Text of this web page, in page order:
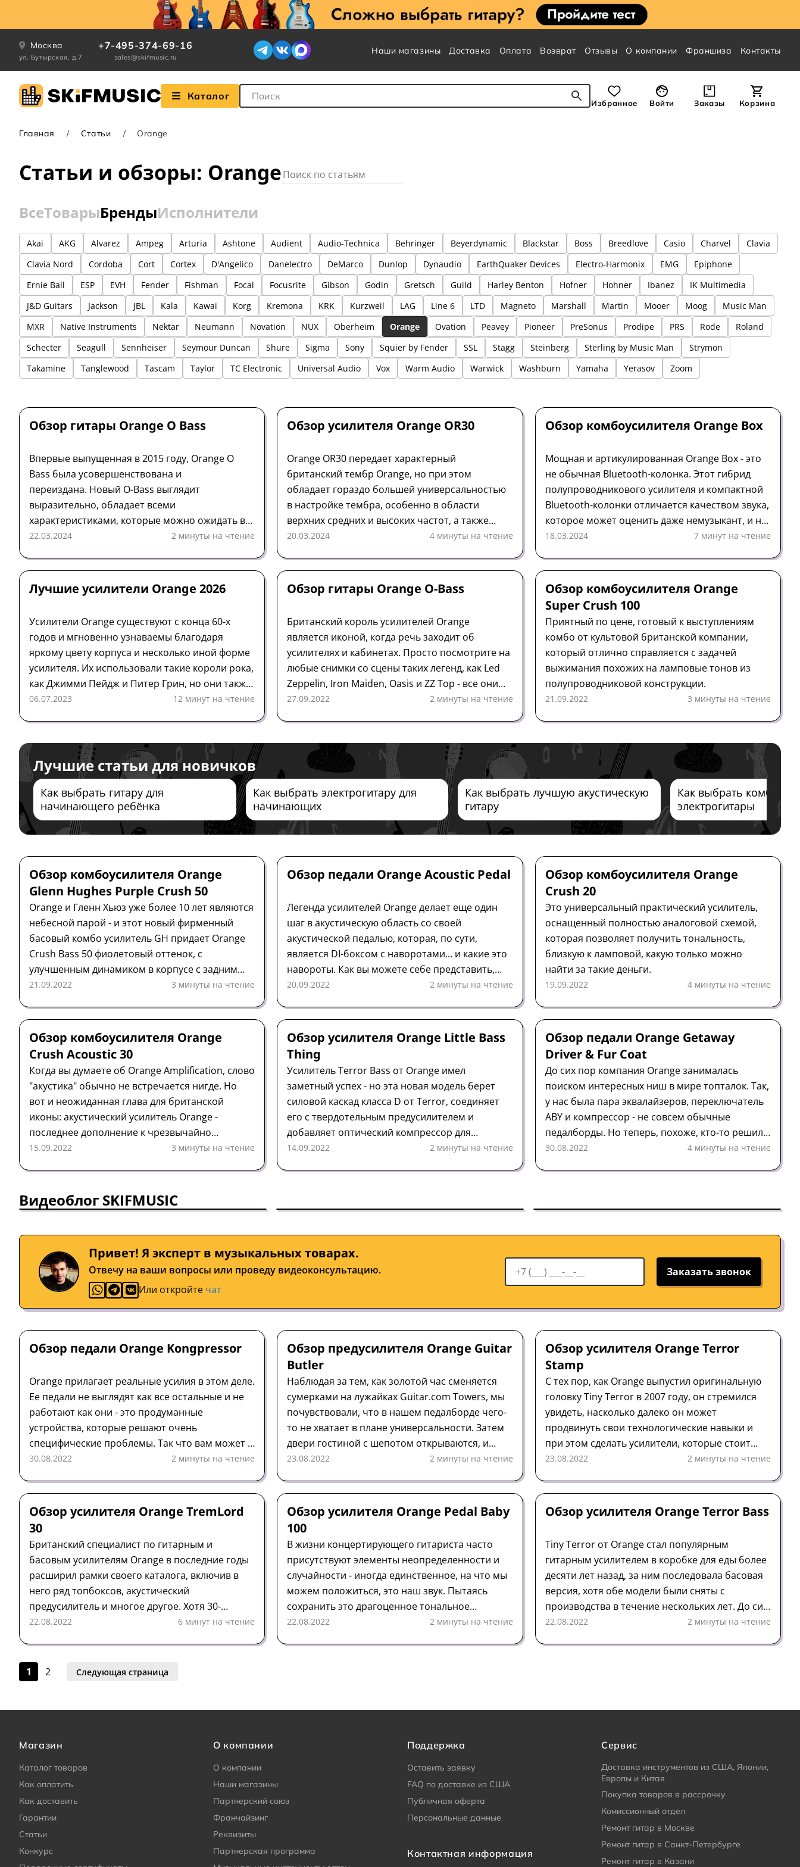
Москва
ул. Бутырская, д.7
+7-495-374-69-16
sales@skifmusic.ru
Наши магазины Доставка Оплата Возврат Отзывы О компании Франшиза Контакты
Каталог Поле для Поиска
Избранное Войти Заказы Корзина
Главная Статьи Orange
Статьи и обзоры: Orange
ВсеТоварыБрендыИсполнители
Akai AKG Alvarez Ampeg Arturia Ashtone Audient Audio-Technica Behringer Beyerdynamic Blackstar Boss Breedlove Casio Charvel
Clavia
Clavia Nord
Cordoba Cort Cortex D'Angelico Danelectro DeMarco Dunlop Dynaudio EarthQuaker Devices Electro-Harmonix EMG
Epiphone
Ernie Ball
ESP EVH Fender Fishman Focal Focusrite Gibson Godin Gretsch Guild Harley Benton Hofner Hohner Ibanez
IK Multimedia
J&D Guitars
Jackson JBL Kala Kawai Korg Kremona KRK Kurzweil LAG Line 6 LTD Magneto Marshall Martin Mooer Moog
Music Man
MXR
Native Instruments Nektar Neumann Novation NUX Oberheim Orange Ovation Peavey Pioneer PreSonus Prodipe PRS Rode
Roland
Schecter
Seagull Sennheiser Seymour Duncan Shure Sigma Sony Squier by Fender SSL Stagg Steinberg Sterling by Music Man
Strymon
Takamine
Tanglewood Tascam Taylor TC Electronic Universal Audio Vox Warm Audio Warwick Washburn Yamaha Yerasov Zoom
Обзор гитары Orange O Bass
Впервые выпущенная в 2015 году, Orange O
Bass была усовершенствована и
переиздана. Новый O-Bass выглядит
выразительно, обладает всеми
характеристиками, которые можно ожидать в
этой ценовой категории, и обеспечивает
простой в управлении и легкий для вашей
поясницы, этот яркий топор отлично
справляется со своей работой.
22.03.2024 2 минуты на чтение
Обзор усилителя Orange OR30
Orange OR30 передает характерный
британский тембр Orange, но при этом
обладает гораздо большей универсальностью
в настройке тембра, особенно в области
верхних средних и высоких частот, а также
повышенной гибкостью исполнения благодаря
переключателем.
20.03.2024 4 минуты на чтение
Обзор комбоусилителя Orange Box
Мощная и артикулированная Orange Box - это
не обычная Bluetooth-колонка. Этот гибрид
полупроводникового усилителя и компактной
Bluetooth-колонки отличается качеством звука,
которое может оценить даже немузыкант, и не
только своим ярким внешним видом.
18.03.2024 7 минут на чтение
Лучшие усилители Orange 2026
Усилители Orange существуют с конца 60-х
годов и мгновенно узнаваемы благодаря
яркому цвету корпуса и несколько иной форме
усилителя. Их использовали такие короли рока,
как Джимми Пейдж и Питер Грин, но они также
являются первым выбором многих
06.07.2023 12 минут на чтение
Обзор гитары Orange O-Bass
Британский король усилителей Orange
является иконой, когда речь заходит об
усилителях и кабинетах. Просто посмотрите на
любые снимки со сцены таких легенд, как Led
Zeppelin, Iron Maiden, Oasis и ZZ Top - все они
стоят перед стопкой усилителей Orange. Бренд
27.09.2022 2 минуты на чтение
Обзор комбоусилителя Orange
Super Crush 100
Приятный по цене, готовый к выступлениям
комбо от культовой британской компании,
который отлично справляется с задачей
выжимания похожих на ламповые тонов из
полупроводниковой конструкции.
21.09.2022 3 минуты на чтение
Обзор комбоусилителя Orange
Glenn Hughes Purple Crush 50
Orange и Гленн Хьюз уже более 10 лет являются
небесной парой - и этот новый фирменный
басовый комбо усилитель GH придает Orange
Crush Bass 50 фиолетовый оттенок, с
улучшенным динамиком в корпусе с задним
портом и простой, но универсальной передней
21.09.2022 3 минуты на чтение
Обзор педали Orange Acoustic Pedal
Легенда усилителей Orange делает еще один
шаг в акустическую область со своей
акустической педалью, которая, по сути,
является DI-боксом с наворотами... и какие это
навороты. Как вы можете себе представить,
все, что исходит от такой известной компании,
обещаниям, но и делать это с очень удобной
функциональностью и прозрачностью в
использовании.
20.09.2022 2 минуты на чтение
Обзор комбоусилителя Orange
Crush 20
Это универсальный практический усилитель,
оснащенный полностью аналоговой схемой,
которая позволяет получить тональность,
близкую к ламповой, какую только можно
найти за такие деньги.
19.09.2022 4 минуты на чтение
Обзор комбоусилителя Orange
Crush Acoustic 30
Когда вы думаете об Orange Amplification, слово
"акустика" обычно не встречается нигде. Но
вот и неожиданная глава для британской
иконы: акустический усилитель Orange -
последнее дополнение к чрезвычайно
успешной линейке практических усилителей
15.09.2022 3 минуты на чтение
Обзор усилителя Orange Little Bass
Thing
Усилитель Terror Bass от Orange имел
заметный успех - но эта новая модель берет
силовой каскад класса D от Terror, соединяет
его с твердотельным предусилителем и
добавляет оптический компрессор для
хорошей меры.
14.09.2022 2 минуты на чтение
Обзор педали Orange Getaway
Driver & Fur Coat
До сих пор компания Orange занималась
поиском интересных ниш в мире топталок. Так,
у нас была пара эквалайзеров, переключатель
ABY и компрессор - не совсем обычные
педалборды. Но теперь, похоже, кто-то решил,
что пришло время вывести на рынок большие
30.08.2022 4 минуты на чтение
Обзор педали Orange Kongpressor
Orange прилагает реальные усилия в этом деле.
Ее педали не выглядят как все остальные и не
работают как они - это продуманные
устройства, которые решают очень
специфические проблемы. Так что вам может и
не понадобиться такая педаль... но если она
хороша в своей работе.
30.08.2022 2 минуты на чтение
Обзор предусилителя Orange Guitar
Butler
Наблюдая за тем, как золотой час сменяется
сумерками на лужайках Guitar.com Towers, мы
почувствовали, что в нашем педалборде чего-
то не хватает в плане универсальности. Затем
двери гостиной с шепотом открываются, и
перед нами появляется наш телепатический
Amps.
23.08.2022 2 минуты на чтение
Обзор усилителя Orange Terror
Stamp
С тех пор, как Orange выпустил оригинальную
головку Tiny Terror в 2007 году, он стремился
увидеть, насколько далеко он может
продвинуть свои технологические навыки и
при этом сделать усилители, которые стоит
слушать. С Terror Stamp она, возможно,
23.08.2022 2 минуты на чтение
Обзор усилителя Orange TremLord
30
Британский специалист по гитарным и
басовым усилителям Orange в последние годы
расширил рамки своего каталога, включив в
него ряд топбоксов, акустический
предусилитель и многое другое. Хотя 30-
ваттный, 1×12 TremLord 30 имеет все признаки
Эмсли, это не Dual Dark или Thunderverb.
22.08.2022 6 минут на чтение
Обзор усилителя Orange Pedal Baby
100
В жизни концертирующего гитариста часто
присутствуют элементы неопределенности и
случайности - иногда единственное, на что мы
можем положиться, это наш звук. Пытаясь
сохранить это драгоценное тональное
постоянство, многие из нас кропотливо
22.08.2022 2 минуты на чтение
Обзор усилителя Orange Terror Bass
Tiny Terror от Orange стал популярным
гитарным усилителем в коробке для еды более
десяти лет назад, за ним последовала басовая
версия, хотя обе модели были сняты с
производства в течение нескольких лет. До сих
пор, то есть, потому что Terror Bass вернулся.
22.08.2022 2 минуты на чтение
Лучшие статьи для новичков
Как выбрать гитару для
начинающего ребёнка
Как выбрать электрогитару для
начинающих
Как выбрать лучшую акустическую
гитару
Как выбрать
электрогитары
Видеоблог SKIFMUSIC
Привет! Я эксперт в музыкальных товарах.
Отвечу на ваши вопросы или проведу видеоконсультацию.
Или откройте чат
Заказать звонок
1 2 Следующая страница
Магазин
Каталог товаров
Как оплатить
Как доставить
Гарантии
Статьи
Конкурс
О компании
О компании
Наши магазины
Партнерский союз
Франчайзинг
Реквизиты
Партнерская программа
Поддержка
Оставить заявку
FAQ по доставке из США
Публичная оферта
Персональные данные
Контактная информация
Сервис
Доставка инструментов из США, Японии,
Европы и Китая
Покупка товаров в рассрочку
Комиссионный отдел
Ремонт гитар в Москве
Ремонт гитар в Санкт-Петербурге
Ремонт гитар в Казани